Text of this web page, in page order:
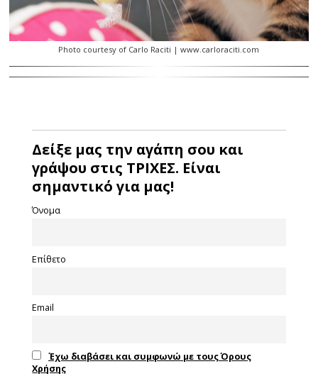
Photo courtesy of Carlo Raciti | www.carloraciti.com
Δείξε μας την αγάπη σου και
γράψου στις ΤΡΙΧΕΣ. Είναι
σημαντικό για μας!
Όνομα
Επίθετο
Email
Έχω διαβάσει και συμφωνώ με τους Όρους
Χρήσης